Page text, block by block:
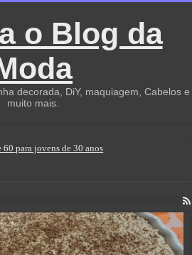
o Blog da
decorada, DiY, maquiagem, Cabelos e
muito mais.
para jovens de 30 anos